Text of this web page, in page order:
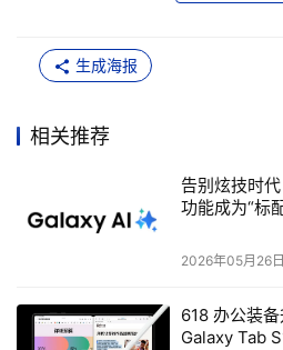
生成海报
相关推荐
告别炫技时
功能成为“标
2026年05月26
618 办公装
Galaxy Tab